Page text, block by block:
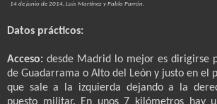
14 de junio de 2014, Luis Martínez y Pablo Parrón.
Datos prácticos:
Acceso: desde Madrid lo mejor es dirigirse
de Guadarrama o Alto del León y justo en el
que sale a la izquierda dejando a la